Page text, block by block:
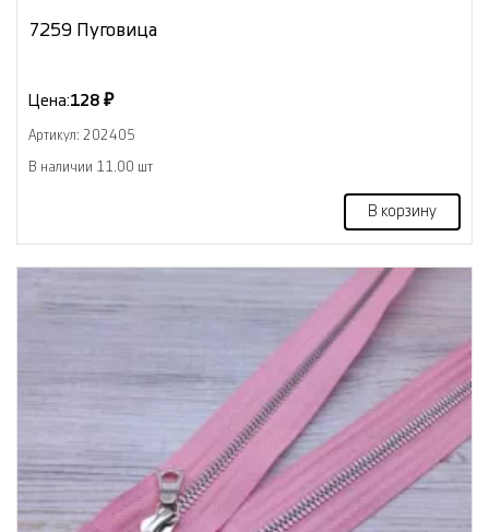
7259 Пуговица
Цена:128 ₽
Артикул: 202405
В наличии 11.00 шт
В корзину